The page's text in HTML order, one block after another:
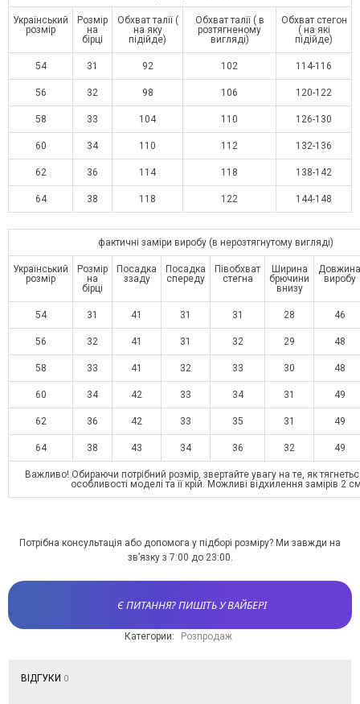
Український
розмір
Розмір
на
бірці
Обхват талії (
на яку
підійде)
Обхват талії ( в
розтягненому
вигляді)
Обхват стегон
( на які
підійде)
54 31 92 102 114-116
56 32 98 106 120-122
58 33 104 110 126-130
60 34 110 112 132-136
62 36 114 118 138-142
64 38 118 122 144-148
фактичні заміри виробу (в нерозтягнутому вигляді)
Український
розмір
Розмір
на
бірці
Посадка
ззаду
Посадка
спереду
Півобхват
стегна
Ширина
брючини
внизу
Довжина
виробу
54 31 41 31 31 28 46
56 32 41 31 32 29 48
58 33 41 32 33 30 48
60 34 42 33 34 31 49
62 36 42 33 35 31 49
64 38 43 34 36 32 49
Важливо! Обираючи потрібний розмір, звертайте увагу на те, як
особливості моделі та її крій. Можливі відхилення замірів 2
Потрібна консультація або допомога у підборі розміру? Ми завжди на
зв’язку з 7:00 до 23:00.
Є ПИТАННЯ? ПИШІТЬ У ВАЙБЕРІ
Категории: Розпродаж
ВІДГУКИ 0